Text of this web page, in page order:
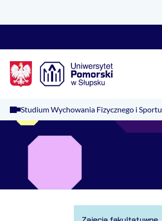
Studium Wychowania Fizycznego i Sportu